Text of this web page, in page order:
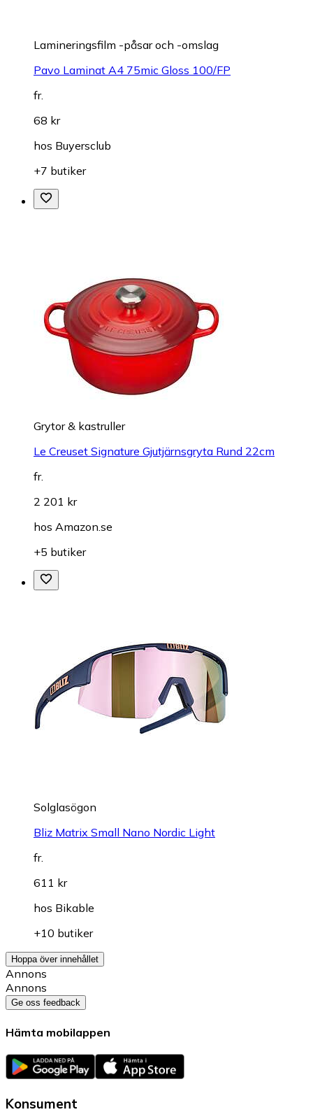
Lamineringsfilm -påsar och -omslag
Pavo Laminat A4 75mic Gloss 100/FP
fr.
68 kr
hos Buyersclub
+7 butiker
Grytor & kastruller
Le Creuset Signature Gjutjärnsgryta Rund 22cm
fr.
2 201 kr
hos Amazon.se
+5 butiker
Solglasögon
Bliz Matrix Small Nano Nordic Light
fr.
611 kr
hos Bikable
+10 butiker
Hoppa över innehållet
Annons
Annons
Ge oss feedback
Hämta mobilappen
Konsument